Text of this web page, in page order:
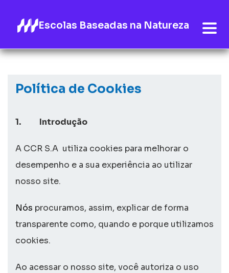
Escolas Baseadas na Natureza
Política de Cookies
1. Introdução
A CCR S.A utiliza cookies para melhorar o
desempenho e a sua experiência ao utilizar
nosso site.
Nós procuramos, assim, explicar de forma
transparente como, quando e porque utilizamos
cookies.
Ao acessar o nosso site, você autoriza o uso